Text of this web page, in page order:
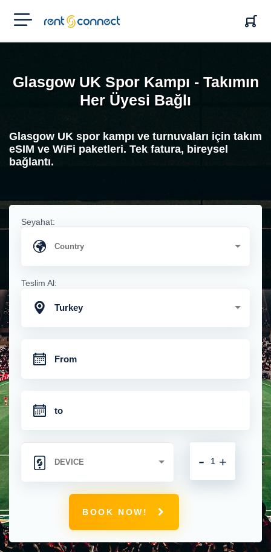
RENT'N
CONNECT
Glasgow UK Spor Kampı - Takımın
Her Üyesi Bağlı
Glasgow UK spor kampı ve turnuvaları için takım
eSIM ve WiFi paketleri. Tek fatura, bireysel
bağlantı.
Seyahat:
Teslim Al:
Turkey
+
-
BOOK NOW!